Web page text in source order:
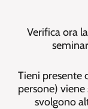
Verifica ora
Tieni presente
persone)
svolgono